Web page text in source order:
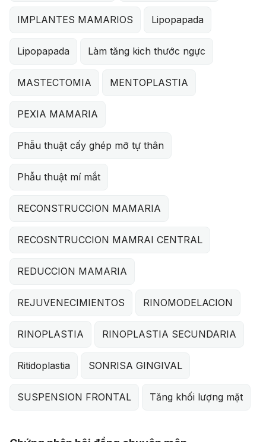
IMPLANTES MAMARIOS Lipopapada
Lipopapada Làm tăng kich thước ngực
MASTECTOMIA MENTOPLASTIA
PEXIA MAMARIA
Phẫu thuật cấy ghép mỡ tự thân
Phẫu thuật mí mắt
RECONSTRUCCION MAMARIA
RECOSNTRUCCION MAMRAI CENTRAL
REDUCCION MAMARIA
REJUVENECIMIENTOS RINOMODELACION
RINOPLASTIA RINOPLASTIA SECUNDARIA
Ritidoplastia SONRISA GINGIVAL
SUSPENSION FRONTAL Tăng khối lượng mặt